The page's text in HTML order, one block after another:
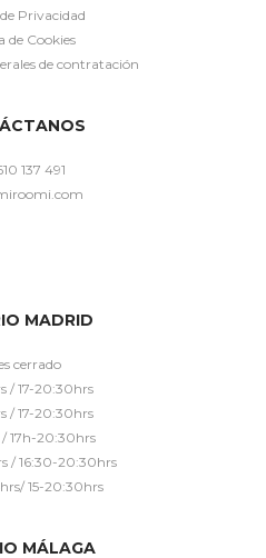
Privacidad
de Cookies
de contratación
137 491
MADRID
cerrado
/ 17-20:30hrs
/ 17-20:30hrs
/ 17h-20:30hrs
/ 16:30-20:30hrs
15-20:30hrs
MÁLAGA